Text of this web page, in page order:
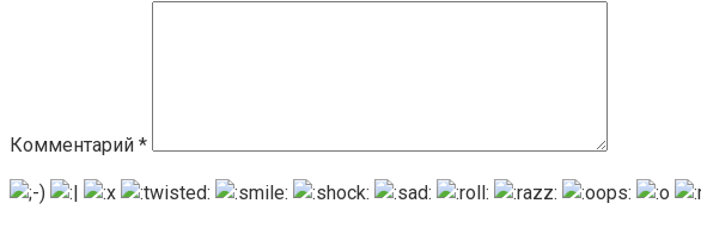
Комментарий *